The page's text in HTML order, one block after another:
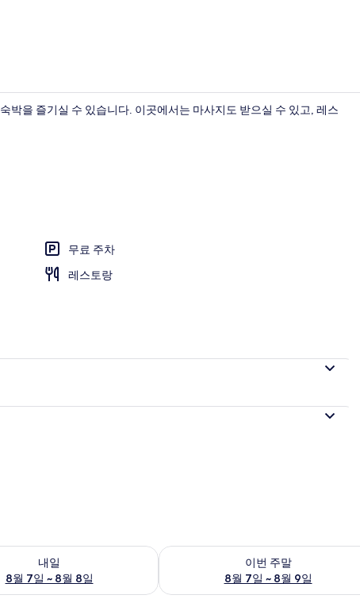
널룸, 흡연, 온수 욕조 (Modern Japanese Style, Japanese Futon) | 객실 내 금고,
박을 즐기실 수 있습니다. 이곳에서는 마사지도 받으실 수 있고, 레스
무료 주차
레스토랑
내일
8월 7일 ~ 8월 8일
능 여부 확인, 8월 7일 ~ 8월 8일
이번 주말
8월 7일 ~ 8월 9일
이번 주말 예약 가능 여부 확인, 8월 7